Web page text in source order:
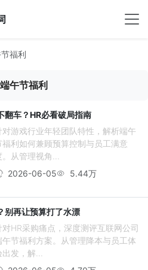
福利
午节福利
翻车？HR必看破局指南
对游戏行业年轻团队特性，解析端午
福利如何兼顾预算控制与员工满意
。从管理视角...
2026-06-05
5.44万
别再让预算打了水漂
对HR采购痛点，深度测评互联网公司
午节福利方案。从管理降本与员工体
发，解...